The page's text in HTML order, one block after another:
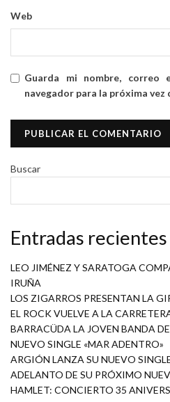
Web
Guarda mi nombre, correo
navegador para la próxima vez
Buscar
Entradas recientes
LEO JIMÉNEZ Y SARATOGA
IRUÑA
LOS ZIGARROS PRESENTAN LA
EL ROCK VUELVE A LA
BARRACÜDA LA JOVEN BANDA
NUEVO SINGLE «MAR ADENTRO»
ARGIÓN LANZA SU NUEVO
ADELANTO DE SU PRÓXIMO
HAMLET: CONCIERTO 35